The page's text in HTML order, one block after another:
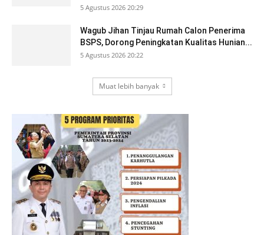
5 Agustus 2026 20:29
Wagub Jihan Tinjau Rumah Calon Penerima
BSPS, Dorong Peningkatan Kualitas Hunian...
5 Agustus 2026 20:22
Muat lebih banyak